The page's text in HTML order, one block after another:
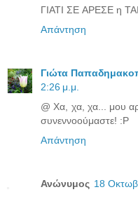
ΓIATI ΣΕ APEΣE η
Απάντηση
Γιώτα
2:26 μ.μ.
@ Χα, χα, χα... μου
συνεννοούμαστε! :P
Απάντηση
Ανώνυμος 18